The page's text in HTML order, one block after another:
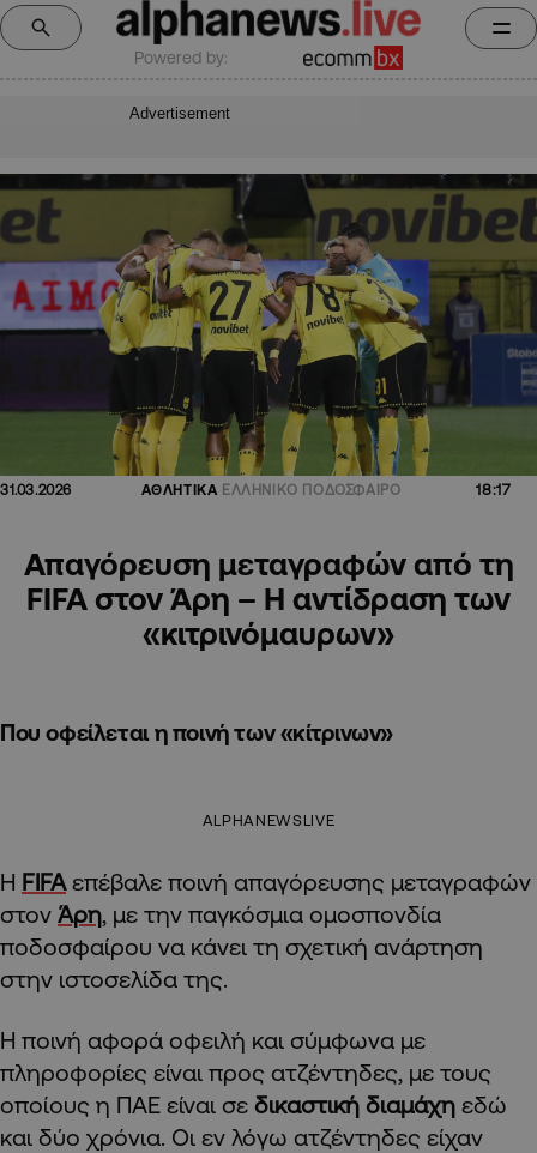
Powered by:
Advertisement
31.03.2026 ΑΘΛΗΤΙΚΑ ΕΛΛΗΝΙΚΟ ΠΟΔΟΣΦΑΙΡΟ 18:17
Απαγόρευση μεταγραφών από τη
FIFA στον Άρη – Η αντίδραση των
«κιτρινόμαυρων»
Που οφείλεται η ποινή των «κίτρινων»
ALPHANEWSLIVE
Η FIFA επέβαλε ποινή απαγόρευσης μεταγραφών
στον Άρη, με την παγκόσμια ομοσπονδία
ποδοσφαίρου να κάνει τη σχετική ανάρτηση
στην ιστοσελίδα της.
Η ποινή αφορά οφειλή και σύμφωνα με
πληροφορίες είναι προς ατζέντηδες, με τους
οποίους η ΠΑΕ είναι σε δικαστική διαμάχη εδώ
και δύο χρόνια. Οι εν λόγω ατζέντηδες είχαν